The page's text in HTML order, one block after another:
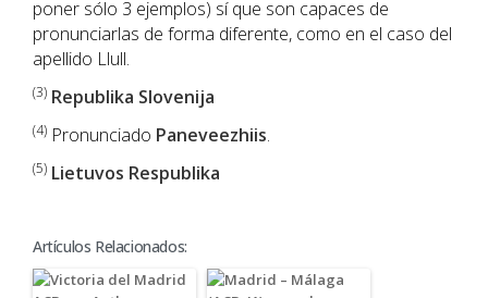
poner sólo 3 ejemplos) sí que son capaces de
pronunciarlas de forma diferente, como en el caso del
apellido Llull.
(3) Republika Slovenija
(4) Pronunciado Paneveezhiis.
(5) Lietuvos Respublika
Artículos Relacionados: